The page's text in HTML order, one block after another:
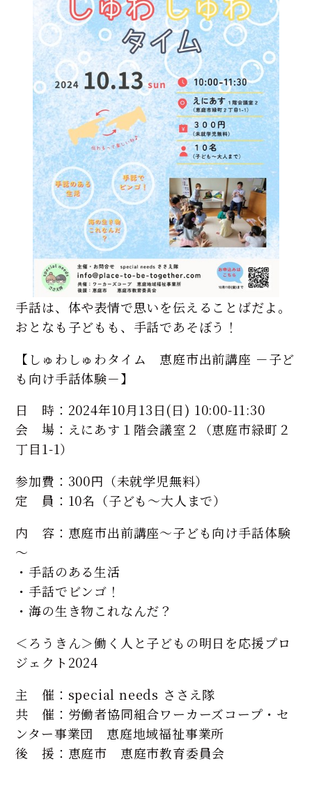
手話は、体や表情で思いを伝えることばだよ。
おとなも子どもも、手話であそぼう！
【しゅわしゅわタイム 恵庭市出前講座 －子ど
も向け手話体験－】
日 時：2024年10月13日(日) 10:00-11:30
会 場：えにあす１階会議室２（恵庭市緑町２
丁目1-1）
参加費：300円（未就学児無料）
定 員：10名（子ども～大人まで）
内 容：恵庭市出前講座～子ども向け手話体験
～
・手話のある生活
・手話でビンゴ！
・海の生き物これなんだ？
＜ろうきん＞働く人と子どもの明日を応援プロ
ジェクト2024
主 催：special needs ささえ隊
共 催：労働者協同組合ワーカーズコープ・セ
ンター事業団 恵庭地域福祉事業所
後 援：恵庭市 恵庭市教育委員会